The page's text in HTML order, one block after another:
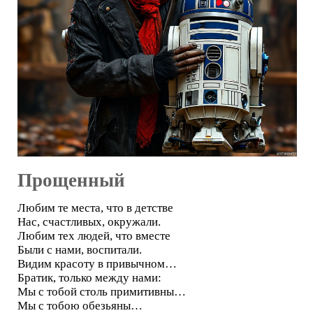
Прощенный
Любим те места, что в детстве
Нас, счастливых, окружали.
Любим тех людей, что вместе
Были с нами, воспитали.
Видим красоту в привычном…
Братик, только между нами:
Мы с тобой столь примитивны…
Мы с тобою обезьяны…